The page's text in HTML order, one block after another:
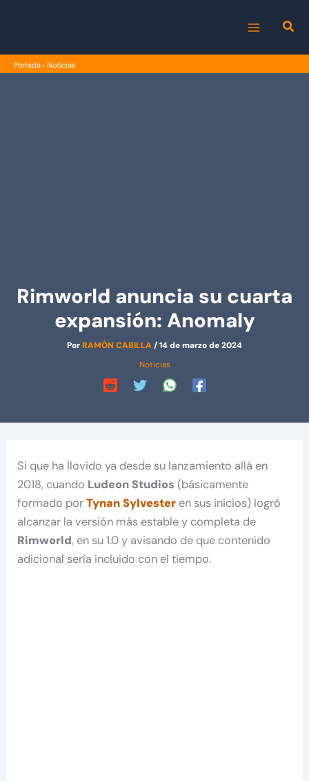
MENU
Portada › Noticias
Rimworld anuncia su cuarta
expansión: Anomaly
PorRAMÓN CABILLA/14 de marzo de 2024
Noticias
Si que ha llovido ya desde su lanzamiento allá en
2018, cuando Ludeon Studios (básicamente
formado porTynan Sylvester en sus inicios) logró
alcanzar la versión más estable y completa de
Rimworld, en su 1.0 y avisando de que contenido
adicional sería incluido con el tiempo.